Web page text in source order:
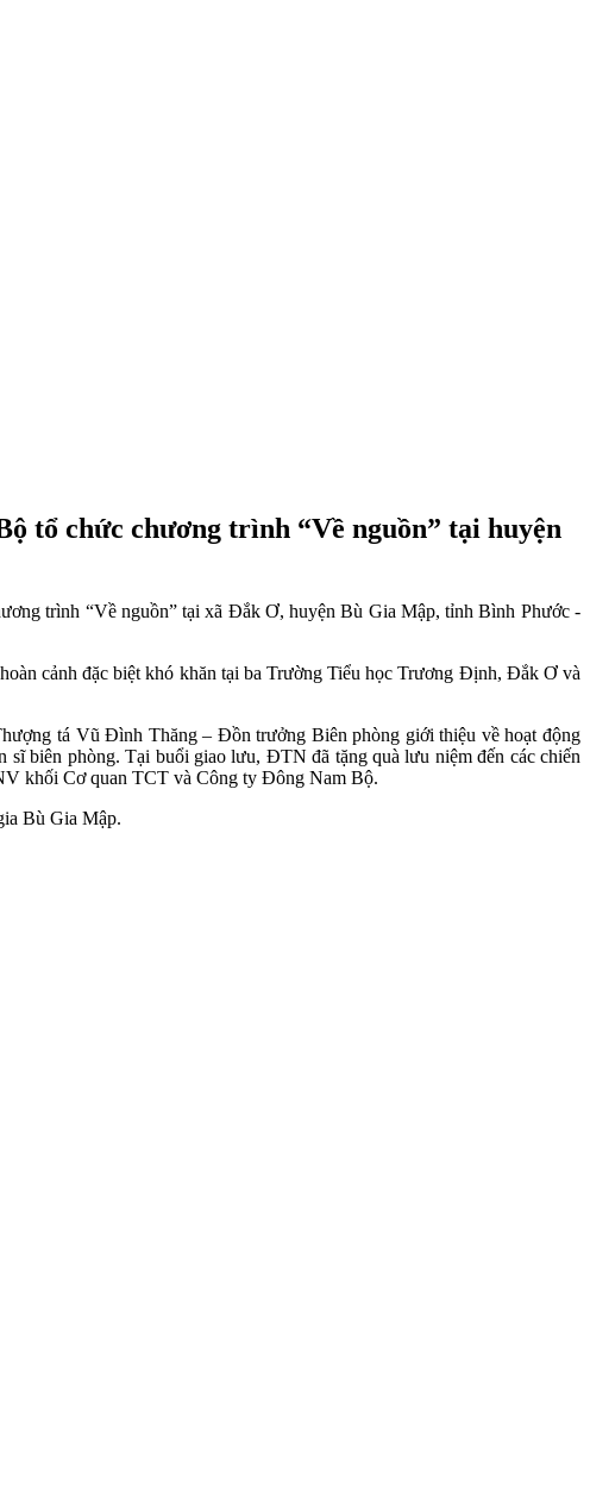
tổ chức chương trình “Về nguồn” tại huyện
trình “Về nguồn” tại xã Đắk Ơ, huyện Bù Gia Mập, tỉnh Bình Phước -
cảnh đặc biệt khó khăn tại ba Trường Tiểu học Trương Định, Đắk Ơ và
tá Vũ Đình Thăng – Đồn trưởng Biên phòng giới thiệu về hoạt động
biên phòng. Tại buổi giao lưu, ĐTN đã tặng quà lưu niệm đến các chiến
khối Cơ quan TCT và Công ty Đông Nam Bộ.
Bù Gia Mập.